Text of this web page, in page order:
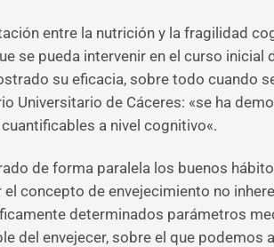
entre la nutrición y la fragilidad
se pueda intervenir en el curso
su eficacia, sobre todo cuando
Universitario de Cáceres: «se ha
a nivel cognitivo«.
de forma paralela los buenos
concepto de envejecimiento no
determinados parámetros
del envejecer, sobre el que podemos